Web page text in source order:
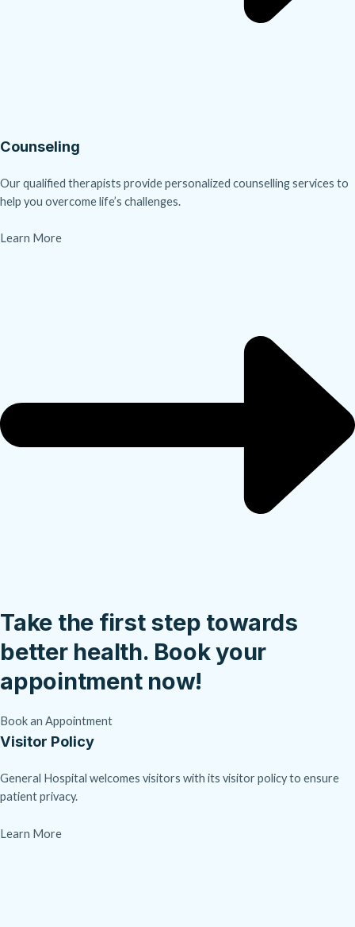
Counseling
Our qualified therapists provide personalized counselling services to
help you overcome life’s challenges.
Learn More
Take the first step towards
better health. Book your
appointment now!
Book an Appointment
Visitor Policy
General Hospital welcomes visitors with its visitor policy to ensure
patient privacy.
Learn More